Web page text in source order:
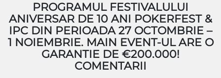
PROGRAMUL FESTIVALULUI
ANIVERSAR DE 10 ANI POKERFEST &
IPC DIN PERIOADA 27 OCTOMBRIE –
1 NOIEMBRIE. MAIN EVENT-UL ARE O
GARANTIE DE €200.000!
COMENTARII